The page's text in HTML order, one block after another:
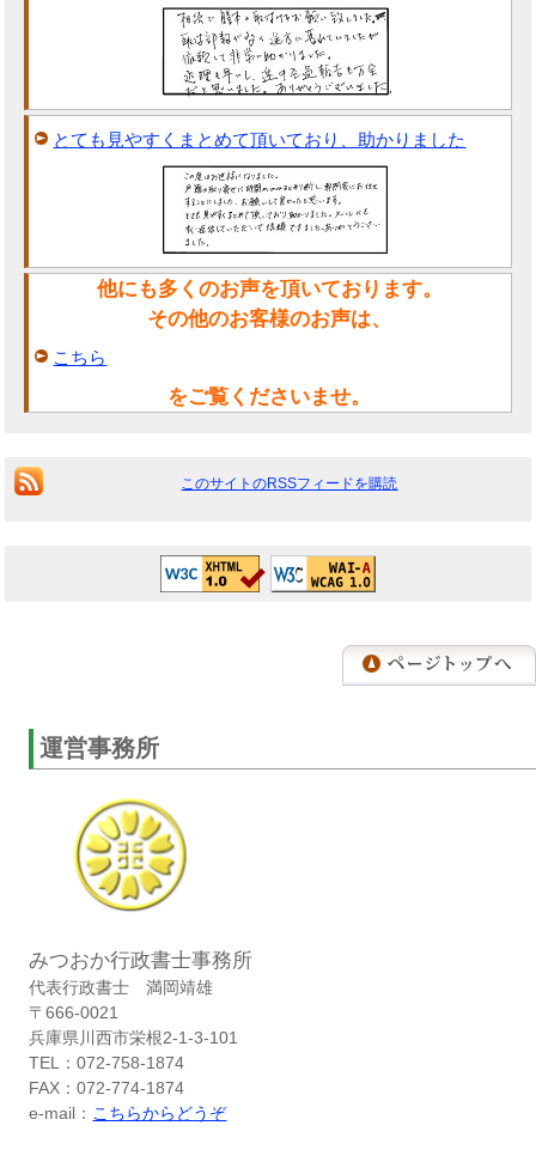
とても見やすくまとめて頂いており、助かりました
他にも多くのお声を頂いております。
その他のお客様のお声は、
こちら
をご覧くださいませ。
このサイトのRSSフィードを購読
運営事務所
みつおか行政書士事務所
代表行政書士 満岡靖雄
〒666-0021
兵庫県川西市栄根2-1-3-101
TEL：072-758-1874
FAX：072-774-1874
e-mail： こちらからどうぞ